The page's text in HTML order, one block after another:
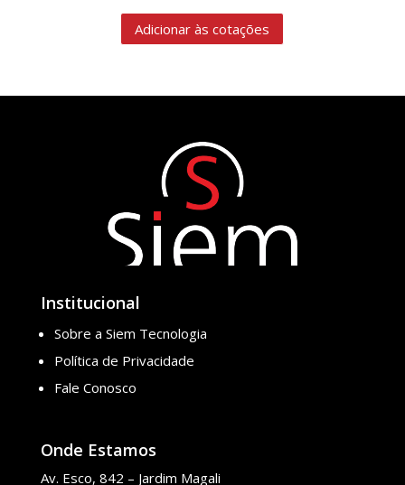
Adicionar às cotações
Institucional
Sobre a Siem Tecnologia
Política de Privacidade
Fale Conosco
Onde Estamos
Av. Esco, 842 – Jardim Magali